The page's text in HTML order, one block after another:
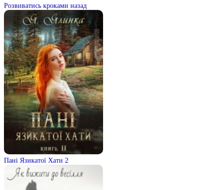
Розвиватись кроками назад
Пані Язикатої Хати 2